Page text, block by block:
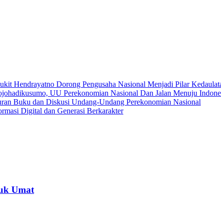
Hendrayatno Dorong Pengusaha Nasional Menjadi Pilar
UU Perekonomian Nasional Dan Jalan Menuju
Buku dan Diskusi Undang-Undang Perekonomian Nasional
Digital dan Generasi Berkarakter
Umat